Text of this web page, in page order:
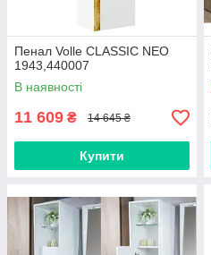
Пенал Volle CLASSIC NEO
1943,440007
В наявності
11 609 ₴ 14 645 ₴
Купити